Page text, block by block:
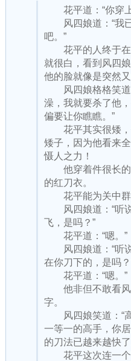
花平道：“你穿上
风四娘道：“我已
吧。”
花平的人终于在
就很白，看到风四
他的脸就像是突然又
风四娘格格笑道
澡，我就要杀了他
偏要让你瞧瞧。”
花平其实很矮，
矮子，因为他看来
慑人之力！
他穿着件很长的
的红刀衣。
花平能为关中群
风四娘道：“听说
飞，是吗？”
花平道：“嗯。”
风四娘道：“听说
在你刀下的，是吗？
花平道：“嗯。”
他非但不敢看风
字。
风四娘笑道：“高
一等一的高手，你
的刀法已越来越快了
花平这次连一个